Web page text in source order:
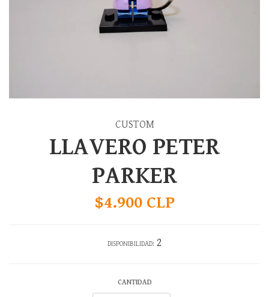
CUSTOM
LLAVERO PETER
PARKER
$4.900 CLP
DISPONIBILIDAD: 2
CANTIDAD